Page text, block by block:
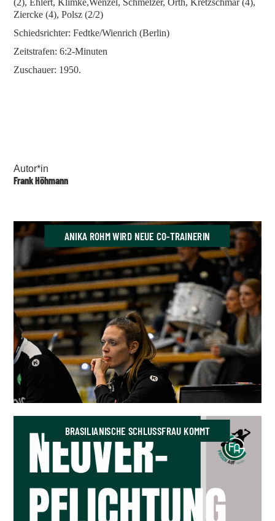
(2), Ehlert, Klimke,Wenzel, Schmelzer, Orth, Kretzschmar (4),
Ziercke (4), Polsz (2/2)
Schiedsrichter: Fedtke/Wienrich (Berlin)
Zeitstrafen: 6:2-Minuten
Zuschauer: 1950.
Autor*in
Frank Höhmann
ANIKA ROHM WIRD NEUE CO-TRAINERIN
BRASILIANISCHE SCHLUSSFRAU KOMMT